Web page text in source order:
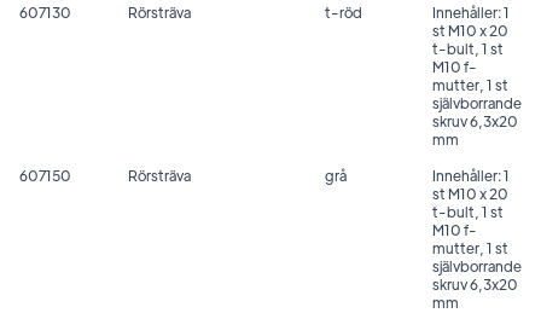
607130
Rörsträva t-röd
Innehåller: 1
st M10 x 20
t-bult, 1 st
M10 f-
mutter, 1 st
självborrande
skruv 6,3x20
mm
607150
Rörsträva grå
Innehåller: 1
st M10 x 20
t-bult, 1 st
M10 f-
mutter, 1 st
självborrande
skruv 6,3x20
mm